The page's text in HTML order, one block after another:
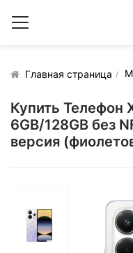
Главная страница
Купить Телефон
6GB/128GB без
версия